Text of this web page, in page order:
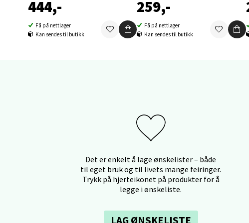
444,-
Få på nettlager
Kan sendes til butikk
259,-
Få på nettlager
Kan sendes til butikk
Det er enkelt å lage ønskelister – både
til eget bruk og til livets mange feiringer.
Trykk på hjerteikonet på produkter for å
legge i ønskeliste.
Åpent i dag 10-
0 i butikk